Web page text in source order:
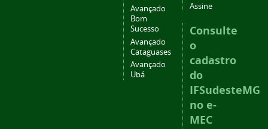
Avançado
Bom
Sucesso
Avançado
Cataguases
Avançado
Ubá
Assine
Consulte
o
cadastro
do
IFSudesteMG
no e-
MEC